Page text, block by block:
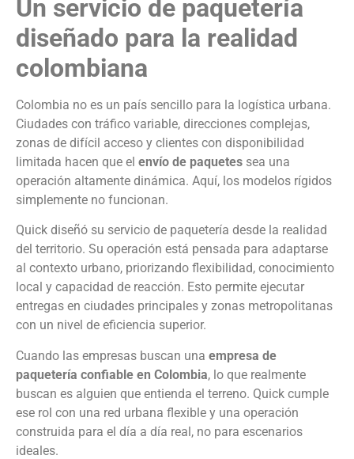
Un servicio de paquetería
diseñado para la realidad
colombiana
Colombia no es un país sencillo para la logística urbana.
Ciudades con tráfico variable, direcciones complejas,
zonas de difícil acceso y clientes con disponibilidad
limitada hacen que el envío de paquetes sea una
operación altamente dinámica. Aquí, los modelos rígidos
simplemente no funcionan.
Quick diseñó su servicio de paquetería desde la realidad
del territorio. Su operación está pensada para adaptarse
al contexto urbano, priorizando flexibilidad, conocimiento
local y capacidad de reacción. Esto permite ejecutar
entregas en ciudades principales y zonas metropolitanas
con un nivel de eficiencia superior.
Cuando las empresas buscan una empresa de
paquetería confiable en Colombia, lo que realmente
buscan es alguien que entienda el terreno. Quick cumple
ese rol con una red urbana flexible y una operación
construida para el día a día real, no para escenarios
ideales.